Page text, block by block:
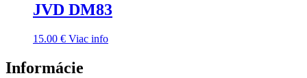
JVD DM83
15.00 € Viac info
Informácie